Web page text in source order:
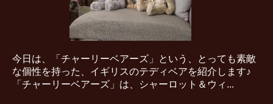
今日は、「チャーリーベアーズ」という、とっても素敵
な個性を持った、イギリスのテディベアを紹介します♪
「チャーリーベアーズ」は、シャーロット＆ウィ...